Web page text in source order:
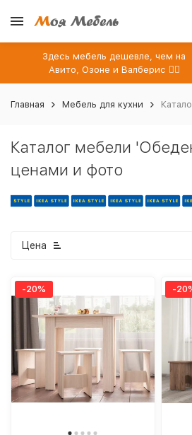
Здесь мебель дешевле, чем на
Авито, Озоне и Валберис 👉🏻
Главная Мебель для кухни
Каталог мебели
ценами и фото
Цена
-20% -